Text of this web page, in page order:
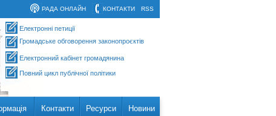
RSS
КОНТАКТИ
РАДА ОНЛАЙН
Електронні петиції
Громадське обговорення законопроєктів
Електронний кабінет громадянина
Повний цикл публічної політики
Контакти Ресурси Новини